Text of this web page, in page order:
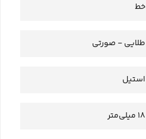
خط
طلایی - صورتی
استیل
18 میلی‌متر